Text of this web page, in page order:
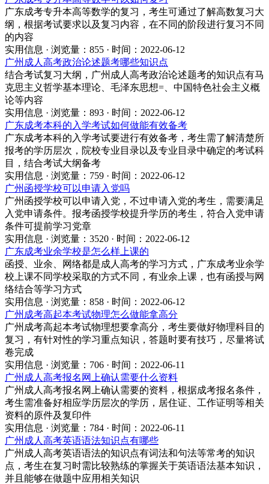
广东成考专升本高等数学的复习，考生可通过了解高数复习大
纲，根据考试要求以及复习内容，在不同的阶段进行复习不同
的内容
实用信息 · 浏览量：855 · 时间：2022-06-12
广州成人高考政治论述题考哪些知识点
结合考试复习大纲，广州成人高考政治论述题考的知识点有马
克思主义哲学基本理论、毛泽东思想=、中国特色社会主义概
论等内容
实用信息 · 浏览量：893 · 时间：2022-06-12
广东成考本科的入学考试如何做能有效备考
广东成考本科的入学考试要进行有效备考，考生需了解清楚所
报考的学历层次，院校专业目录以及专业目录中确定的考试科
目，结合考试大纲备考
实用信息 · 浏览量：759 · 时间：2022-06-12
广州函授学校可以申请入党吗
广州函授学校可以申请入党，不过申请入党的考生，需要满足
入党申请条件。报考函授学校提升学历的考生，符合入党申请
条件可提前学习党章
实用信息 · 浏览量：3520 · 时间：2022-06-12
广东成考业余学校是怎么样上课的
函授、业余、网络都是成人高考的学习方式，广东成考业余学
校上课不同学校采取的方式不同，有业余上课，也有函授与网
络结合等学习方式
实用信息 · 浏览量：858 · 时间：2022-06-12
广州成考高起本考试物理怎么做能拿高分
广州成考高起本考试物理想要拿高分，考生要做好物理科目的
复习，有针对性的学习重点知识，答题时要有技巧，尽量将试
卷完成
实用信息 · 浏览量：706 · 时间：2022-06-11
广州成人高考报名网上确认需要什么资料
广州成人高考报名网上确认需要的资料，根据成考报名条件，
考生需准备好相应学历层次的学历，居住证、工作证明等相关
资料的原件及复印件
实用信息 · 浏览量：784 · 时间：2022-06-11
广州成人高考英语语法知识点有哪些
广州成人高考英语语法的知识点有词法和句法等常考的知识
点，考生在复习时需比较熟练的掌握关于英语语法基本知识，
并且能够在做题中应用相关知识